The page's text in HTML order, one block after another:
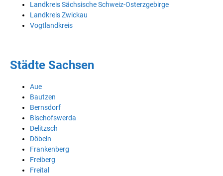
Landkreis Sächsische Schweiz-Osterzgebirge
Landkreis Zwickau
Vogtlandkreis
Städte Sachsen
Aue
Bautzen
Bernsdorf
Bischofswerda
Delitzsch
Döbeln
Frankenberg
Freiberg
Freital